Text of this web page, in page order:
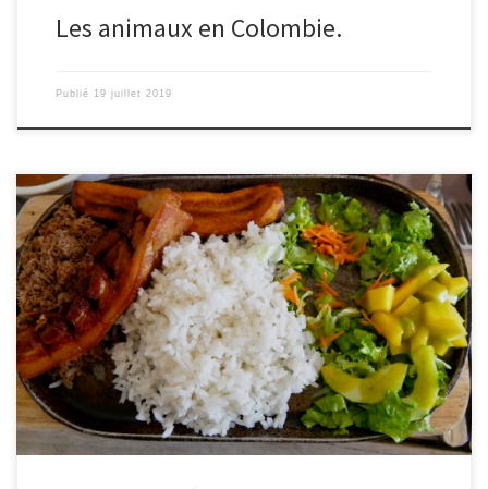
Les animaux en Colombie.
Publié 19 juillet 2019
Le 15/07/2019 – Ingrid. La Colombie est le pays de la friture. La
cuisine du quotidien est quasiment toute frie : les empenadas, le
poulet, les truites… Sur la côte, on y mange aussi du très bon
poisson et des fruits de mer, notamment en ceviche, même si je
[…]